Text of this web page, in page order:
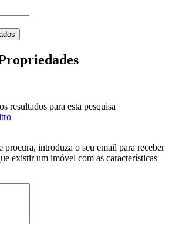
resultados para esta pesquisa
procura, introduza o seu email para receber
existir um imóvel com as características